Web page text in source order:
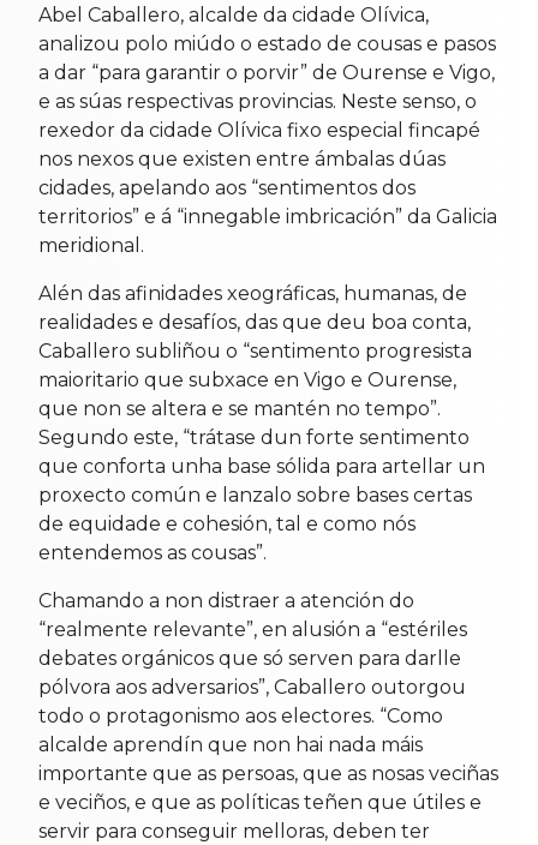
Abel Caballero, alcalde da cidade Olívica,
analizou polo miúdo o estado de cousas e pasos
a dar “para garantir o porvir” de Ourense e Vigo,
e as súas respectivas provincias. Neste senso, o
rexedor da cidade Olívica fixo especial fincapé
nos nexos que existen entre ámbalas dúas
cidades, apelando aos “sentimentos dos
territorios” e á “innegable imbricación” da Galicia
meridional.
Alén das afinidades xeográficas, humanas, de
realidades e desafíos, das que deu boa conta,
Caballero subliñou o “sentimento progresista
maioritario que subxace en Vigo e Ourense,
que non se altera e se mantén no tempo”.
Segundo este, “trátase dun forte sentimento
que conforta unha base sólida para artellar un
proxecto común e lanzalo sobre bases certas
de equidade e cohesión, tal e como nós
entendemos as cousas”.
Chamando a non distraer a atención do
“realmente relevante”, en alusión a “estériles
debates orgánicos que só serven para darlle
pólvora aos adversarios”, Caballero outorgou
todo o protagonismo aos electores. “Como
alcalde aprendín que non hai nada máis
importante que as persoas, que as nosas veciñas
e veciños, e que as políticas teñen que útiles e
servir para conseguir melloras, deben ter